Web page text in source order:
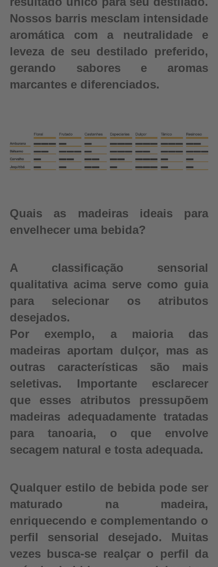
Nossos barris mesclam intensidade
aromática com a neutralidade e
leveza de seu destilado preferido,
gerando sabores e aromas
marcantes e diferenciados.
Quais as madeiras ideais para
envelhecer uma bebida?
A classificação sensorial
qualitativa acima serve como guia
para selecionar os atributos
desejados.
Por exemplo, a maioria das
madeiras aportam dulçor, mas as
outras características são mais
seletivas. Importante esclarecer
que esses atributos pressupõem
madeiras adequadamente tratadas
para tanoaria, o que envolve
secagem natural e tosta adequada.
Qualquer estilo de bebida pode ser
maturado na madeira,
enriquecendo e complementando o
perfil sensorial desejado. Muitas
vezes busca-se realçar o perfil da